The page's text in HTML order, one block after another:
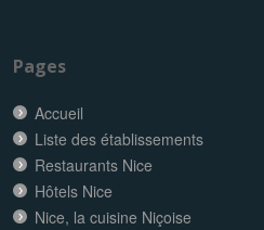
Pages
Accueil
Liste des établissements
Restaurants Nice
Hôtels Nice
Nice, la cuisine Niçoise